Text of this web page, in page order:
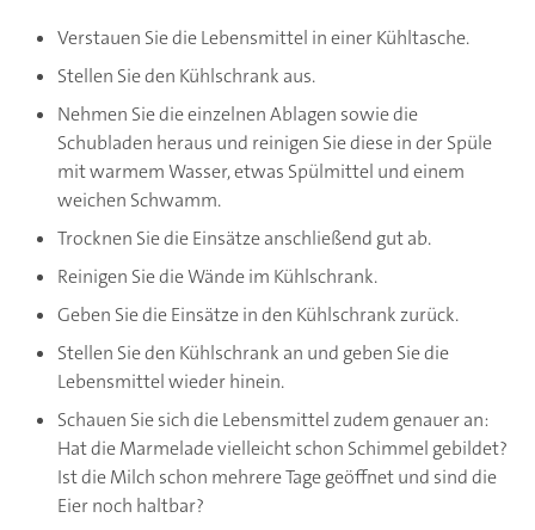
Verstauen Sie die Lebensmittel in einer Kühltasche.
Stellen Sie den Kühlschrank aus.
Nehmen Sie die einzelnen Ablagen sowie die
Schubladen heraus und reinigen Sie diese in der Spüle
mit warmem Wasser, etwas Spülmittel und einem
weichen Schwamm.
Trocknen Sie die Einsätze anschließend gut ab.
Reinigen Sie die Wände im Kühlschrank.
Geben Sie die Einsätze in den Kühlschrank zurück.
Stellen Sie den Kühlschrank an und geben Sie die
Lebensmittel wieder hinein.
Schauen Sie sich die Lebensmittel zudem genauer an:
Hat die Marmelade vielleicht schon Schimmel gebildet?
Ist die Milch schon mehrere Tage geöffnet und sind die
Eier noch haltbar?